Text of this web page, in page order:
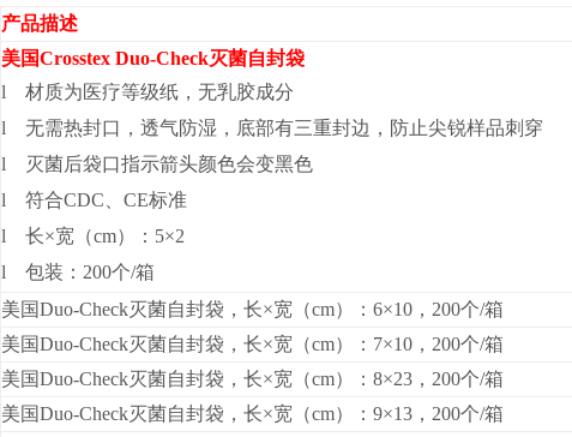
产品描述
美国Crosstex Duo-Check灭菌自封袋
l
材质为医疗等级纸，无乳胶成分
l
无需热封口，透气防湿，底部有三重封边，防止尖锐样品刺穿
l
灭菌后袋口指示箭头颜色会变黑色
l
符合CDC、CE标准
l
长×宽（cm）：5×2
l
包装：200个/箱
美国Duo-Check灭菌自封袋，长×宽（cm）：6×10，200个/箱
美国Duo-Check灭菌自封袋，长×宽（cm）：7×10，200个/箱
美国Duo-Check灭菌自封袋，长×宽（cm）：8×23，200个/箱
美国Duo-Check灭菌自封袋，长×宽（cm）：9×13，200个/箱